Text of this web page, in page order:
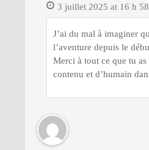
3 juillet 2025 at 16 h
J’ai du mal à imaginer
l’aventure depuis le
Merci à tout ce que tu as
contenu et d’humain